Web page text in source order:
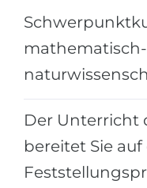
Beispiel-
BEWERBEN FÜR
Medizin
Physik
Management
Anderes Fach
mathematisch-
Der Unterricht
bereitet Sie auf